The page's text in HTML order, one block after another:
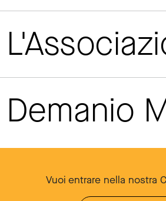
Demanio
Vuoi entrare nella nostra